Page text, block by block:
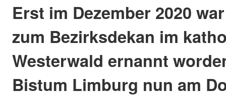
Erst im Dezember 2020
zum Bezirksdekan im
Westerwald ernannt
Bistum Limburg nun am